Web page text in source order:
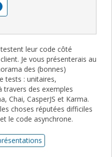
leur code côté
Je vous présenterais au
des (bonnes)
tests : unitaires,
travers des exemples
Chai, CasperJS et Karma.
choses réputées difficiles
le code asynchrone.